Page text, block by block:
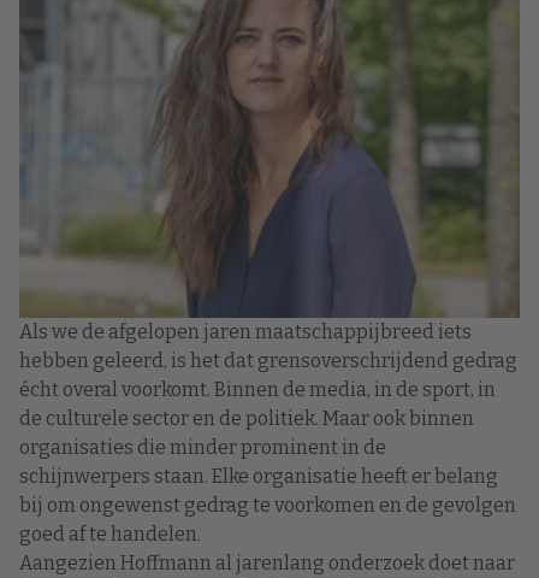
Als we de afgelopen jaren maatschappijbreed iets
hebben geleerd, is het dat grensoverschrijdend gedrag
écht overal voorkomt. Binnen de media, in de sport, in
de culturele sector en de politiek. Maar ook binnen
organisaties die minder prominent in de
schijnwerpers staan. Elke organisatie heeft er belang
bij om ongewenst gedrag te voorkomen en de gevolgen
goed af te handelen.
Aangezien Hoffmann al jarenlang onderzoek doet naar